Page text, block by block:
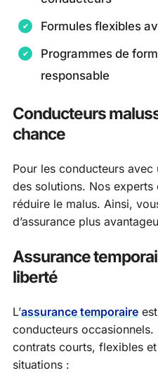
Formules flexibles
Programmes de
responsable
Conducteurs
chance
Pour les conducteurs
des solutions. Nos
réduire le malus. Ainsi,
d’assurance plus
Assurance
liberté
L’assurance temporaire
conducteurs
contrats courts, flexibles
situations :